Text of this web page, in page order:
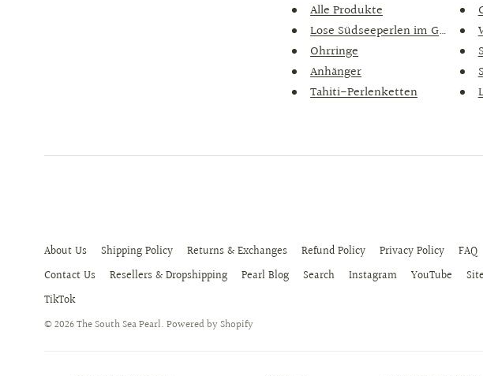
Alle Produkte
Lose Südseeperlen im Großha...
Ohrringe
Anhänger
Tahiti-Perlenketten
About Us Shipping Policy Returns & Exchanges Refund Policy Privacy Policy
FAQ
Contact Us
Resellers & Dropshipping Pearl Blog Search Instagram YouTube
TikTok
© 2026The South Sea Pearl. Powered by Shopify